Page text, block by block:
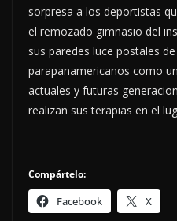
sorpresa a los deportistas
el remozado gimnasio del
sus paredes luce postales
parapanamericanos como
actuales y futuras
realizan sus terapias en el
Compártelo:
Facebook X